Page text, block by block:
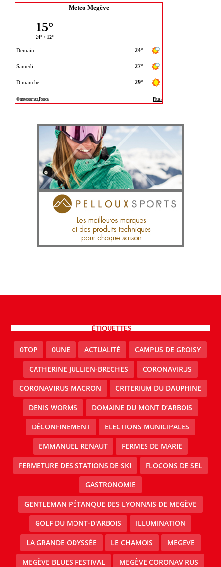
Meteo Megève
ÉTIQUETTES
0TOP 0UNE ACTUALITÉ CAMPUS DE GROISY
CATHERINE JULLIEN-BRECHES CORONAVIRUS
CORONAVIRUS MACRON CRITERIUM DU DAUPHINE
DENIS WORMS DOMAINE DU MONT D’ARBOIS
DÉCONFINEMENT ELECTIONS MUNICIPALES
EMMANUEL RENAUT FERMES DE MARIE
FERMETURE DES STATIONS DE SKI FLOCONS DE SEL
GASTRONOMIE
GENTLEMAN PÉTANQUE DES LYONNAIS DE MEGÈVE
GOLF DU MONT-D'ARBOIS ILLUMINATION
LA GRANDE ODYSSÉE LE CHAMOIS MEGEVE
MEGÈVE BLUES FESTIVAL MEGÈVE CORONAVIRUS